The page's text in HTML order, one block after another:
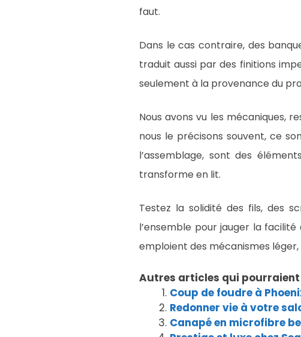
faut.
Dans le cas contraire, des
traduit aussi par des finitions
seulement à la provenance du
Nous avons vu les mécaniques,
nous le précisons souvent, ce
l’assemblage, sont des
transforme en lit.
Testez la solidité des fils, des
l’ensemble pour jauger la
emploient des mécanismes
Autres articles qui
Coup de foudre à
Redonner vie à votre
Canapé en microfibre